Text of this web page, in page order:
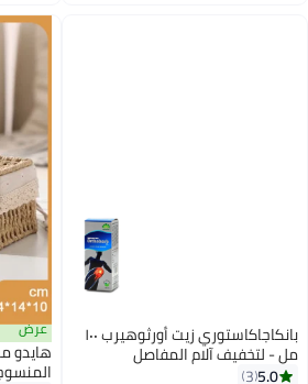
بانكاجاكاستوري زيت أورثوهيرب ١٠٠
مل - لتخفيف آلام المفاصل
5.0
3
عرض
هايدو